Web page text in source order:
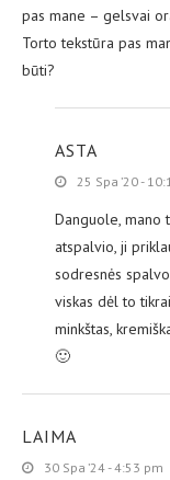
pas mane – gelsvai
Torto tekstūra pas
būti?
ASTA
25 Spa ’20 -
Danguole,
atspalvio, ji
sodresnės
viskas dėl to
minkštas,
🙂
LAIMA
30 Spa ’24 - 4:53 pm